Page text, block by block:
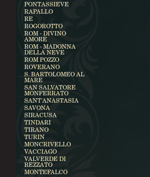
PONTASSIEVE
RAPALLO
RE
ROGOROTTO
ROM - DIVINO
AMORE
ROM - MADONNA
DELLA NEVE
ROM POZZO
ROVERANO
S. BARTOLOMEO AL
MARE
SAN SALVATORE
MONFERRATO
SANT'ANASTASIA
SAVONA
SIRACUSA
TINDARI
TIRANO
TURIN
MONCRIVELLO
VACCIAGO
VALVERDE DI
REZZATO
MONTEFALCO